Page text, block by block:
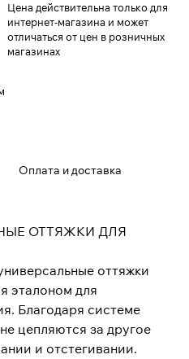
Цена действительна только для
интернет-магазина и может
отличаться от цен в розничных
магазинах
Оплата и доставка
ОТТЯЖКИ ДЛЯ
оттяжки
эталоном для
Благодаря системе
цепляются за другое
и отстегивании.